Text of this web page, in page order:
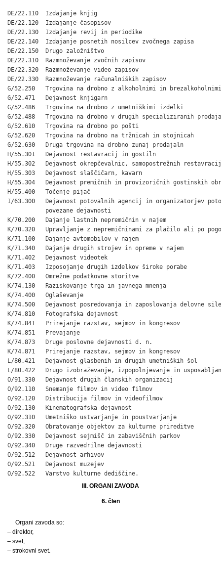
DE/22.110  Izdajanje knjig
DE/22.120  Izdajanje časopisov
DE/22.130  Izdajanje revij in periodike
DE/22.140  Izdajanje posnetih nosilcev zvočnega zapisa
DE/22.150  Drugo založništvo
DE/22.310  Razmnoževanje zvočnih zapisov
DE/22.320  Razmnoževanje video zapisov
DE/22.330  Razmnoževanje računalniških zapisov
G/52.250   Trgovina na drobno z alkoholnimi in
G/52.471   Dejavnost knjigarn
G/52.486   Trgovina na drobno z umetniškimi izdelki
G/52.488   Trgovina na drobno v drugih specializiranih
G/52.610   Trgovina na drobno po pošti
G/52.620   Trgovina na drobno na tržnicah in stojnicah
G/52.630   Druga trgovina na drobno zunaj prodajaln
H/55.301   Dejavnost restavracij in gostiln
H/55.302   Dejavnost okrepčevalnic, samopostrežnih restavracij
H/55.303   Dejavnost slaščičarn, kavarn
H/55.304   Dejavnost premičnih in provizoričnih gostinskih
H/55.400   Točenje pijač
I/63.300   Dejavnost potovalnih agencij in organizatorjev
           povezane dejavnosti
K/70.200   Dajanje lastnih nepremičnin v najem
K/70.320   Upravljanje z nepremičninami za plačilo ali po
K/71.100   Dajanje avtomobilov v najem
K/71.340   Dajanje drugih strojev in opreme v najem
K/71.402   Dejavnost videotek
K/71.403   Izposojanje drugih izdelkov široke porabe
K/72.400   Omrežne podatkovne storitve
K/74.130   Raziskovanje trga in javnega mnenja
K/74.400   Oglaševanje
K/74.500   Dejavnost posredovanja in zaposlovanja delovne sile
K/74.810   Fotografska dejavnost
K/74.841   Prirejanje razstav, sejmov in kongresov
K/74.851   Prevajanje
K/74.873   Druge poslovne dejavnosti d. n.
K/74.871   Prirejanje razstav, sejmov in kongresov
L/80.421   Dejavnost glasbenih in drugih umetniških šol
L/80.422   Drugo izobraževanje, izpopolnjevanje in
O/91.330   Dejavnost drugih članskih organizacij
O/92.110   Snemanje filmov in video filmov
O/92.120   Distribucija filmov in videofilmov
O/92.130   Kinematografska dejavnost
O/92.310   Umetniško ustvarjanje in poustvarjanje
O/92.320   Obratovanje objektov za kulturne prireditve
O/92.330   Dejavnost sejmišč in zabaviščnih parkov
O/92.340   Druge razvedrilne dejavnosti
O/92.512   Dejavnost arhivov
O/92.521   Dejavnost muzejev
O/92.522   Varstvo kulturne dediščine.
III. ORGANI ZAVODA
6. člen
Organi zavoda so:
– direktor,
– svet,
– strokovni svet.